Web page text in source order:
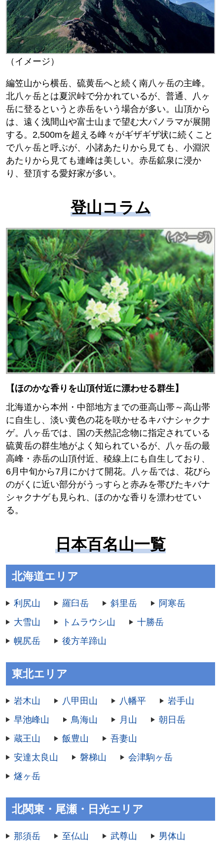
（イメージ）
編笠山から横岳、硫黄岳へと続く南八ヶ岳の主峰。
北八ヶ岳とは夏沢峠で分かれているが、普通、八ヶ
岳に登るというと赤岳をいう場合が多い。山頂から
は、遠く浅間山や富士山まで望む大パノラマが展開
する。2,500mを超える峰々がギザギザ状に続くこと
で八ヶ岳と呼ぶが、小諸あたりから見ても、小淵沢
あたりから見ても連峰は美しい。赤岳鉱泉に浸か
り、登頂する愛好家が多い。
登山コラム
【ほのかな香りを山頂付近に漂わせる群生】
北海道から本州・中部地方までの亜高山帯～高山帯
に自生し、淡い黄色の花を咲かせるキバナシャクナ
ゲ。八ヶ岳では、国の天然記念物に指定されている
硫黄岳の群生地がよく知られているが、八ヶ岳の最
高峰・赤岳の山頂付近、稜線上にも自生しており、
6月中旬から7月にかけて開花。八ヶ岳では、花びら
のがくに近い部分がうっすらと赤みを帯びたキバナ
シャクナゲも見られ、ほのかな香りを漂わせてい
る。
日本百名山一覧
北海道エリア
利尻山 羅臼岳 斜里岳
阿寒岳
大雪山
トムラウシ山
十勝岳
幌尻岳
後方羊蹄山
東北エリア
岩木山 八甲田山 八幡平
岩手山
早池峰山
鳥海山 月山
朝日岳
蔵王山
飯豊山
吾妻山
安達太良山
磐梯山
会津駒ヶ岳
燧ヶ岳
北関東・尾瀬・日光エリア
那須岳 至仏山 武尊山 男体山